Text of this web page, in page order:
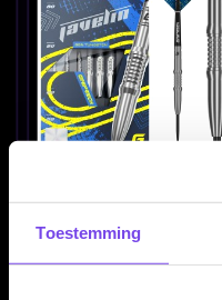
Toestemming